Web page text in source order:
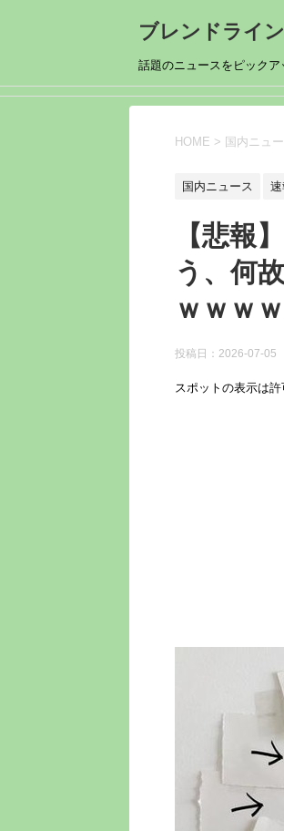
ブレンドライ
話題のニュースをピック
HOME > 国内ニュ
国内ニュース 速
【悲報
う、何
ｗｗｗｗ
投稿日： 2026-07-05